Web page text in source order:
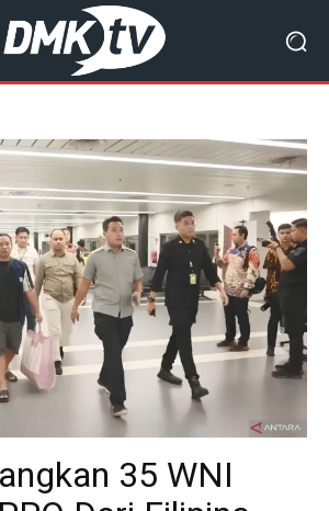
35 WNI